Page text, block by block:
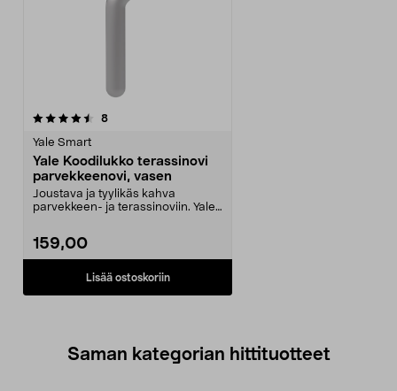
8arvostelut
Yale Smart
Yale Koodilukko terassinovi
parvekkeenovi, vasen
Joustava ja tyylikäs kahva
parvekkeen- ja terassinoviin. Yale-
159,00
Lisää ostoskoriin
Saman kategorian hittituotteet